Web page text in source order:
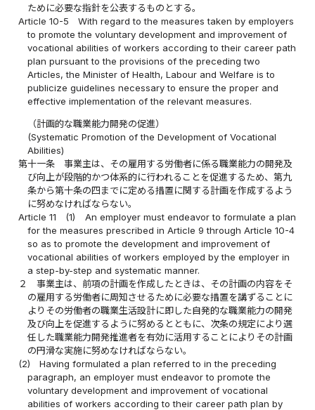
ために必要な指針を公表するものとする。
Article 10-5
With regard to the measures taken by employers
to promote the voluntary development and improvement of
vocational abilities of workers according to their career path
plan pursuant to the provisions of the preceding two
Articles, the Minister of Health, Labour and Welfare is to
publicize guidelines necessary to ensure the proper and
effective implementation of the relevant measures.
（計画的な職業能力開発の促進）
(Systematic Promotion of the Development of Vocational
Abilities)
第十一条
事業主は、その雇用する労働者に係る職業能力の開発及
び向上が段階的かつ体系的に行われることを促進するため、第九
条から第十条の四までに定める措置に関する計画を作成するよう
に努めなければならない。
Article 11
(1)
An employer must endeavor to formulate a plan
for the measures prescribed in Article 9 through Article 10-4
so as to promote the development and improvement of
vocational abilities of workers employed by the employer in
a step-by-step and systematic manner.
２
事業主は、前項の計画を作成したときは、その計画の内容をそ
の雇用する労働者に周知させるために必要な措置を講ずることに
よりその労働者の職業生活設計に即した自発的な職業能力の開発
及び向上を促進するように努めるとともに、次条の規定により選
任した職業能力開発推進者を有効に活用することによりその計画
の円滑な実施に努めなければならない。
(2)
Having formulated a plan referred to in the preceding
paragraph, an employer must endeavor to promote the
voluntary development and improvement of vocational
abilities of workers according to their career path plan by